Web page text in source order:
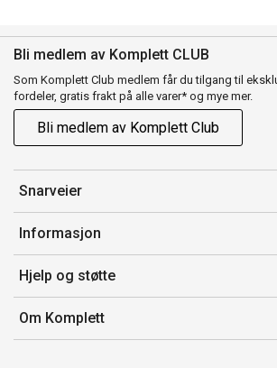
Bli medlem av Komplett CLUB
Som Komplett Club medlem får du tilgang til
fordeler, gratis frakt på alle varer* og mye mer.
Bli medlem av Komplett Club
Snarveier
Min side
Ordreoversikt
Flex
Komplett Club
Informasjon
Salgsbetingelser
Medlemsvilkår for Komplett Club
Merker/produsent
Hjelp og støtte
Kontakt oss
Kundeservice
Om Komplett